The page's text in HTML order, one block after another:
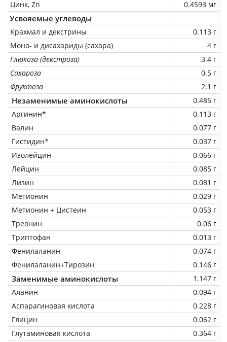
Цинк, Zn
0.4593 мг
Усвояемые углеводы
Крахмал и декстрины
0.113 г
Моно- и дисахариды (сахара)
4 г
Глюкоза (декстроза)
3.4 г
Сахароза
0.5 г
Фруктоза
2.1 г
Незаменимые аминокислоты
0.485 г
Аргинин*
0.113 г
Валин
0.077 г
Гистидин*
0.037 г
Изолейцин
0.066 г
Лейцин
0.085 г
Лизин
0.081 г
Метионин
0.029 г
Метионин + Цистеин
0.053 г
Треонин
0.06 г
Триптофан
0.013 г
Фенилаланин
0.074 г
Фенилаланин+Тирозин
0.146 г
Заменимые аминокислоты
1.147 г
Аланин
0.094 г
Аспарагиновая кислота
0.228 г
Глицин
0.062 г
Глутаминовая кислота
0.364 г